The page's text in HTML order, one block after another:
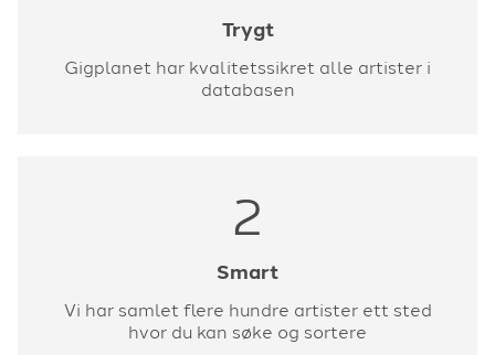
Trygt
Gigplanet har kvalitetssikret alle artister i
databasen
2
Smart
Vi har samlet flere hundre artister ett sted
hvor du kan søke og sortere